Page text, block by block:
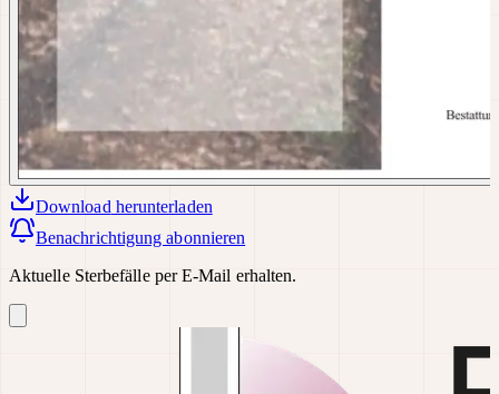
Download herunterladen
Benachrichtigung abonnieren
Aktuelle Sterbefälle per E-Mail erhalten.